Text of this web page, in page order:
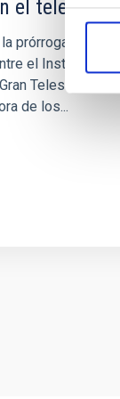
el
prórroga del
el Instituto de
Telescopio de
de los...